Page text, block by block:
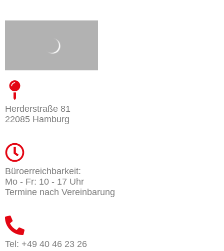
Herderstraße 81
22085 Hamburg
Büroerreichbarkeit:
Mo - Fr: 10 - 17 Uhr
Termine nach Vereinbarung
Tel: +49 40 46 23 26